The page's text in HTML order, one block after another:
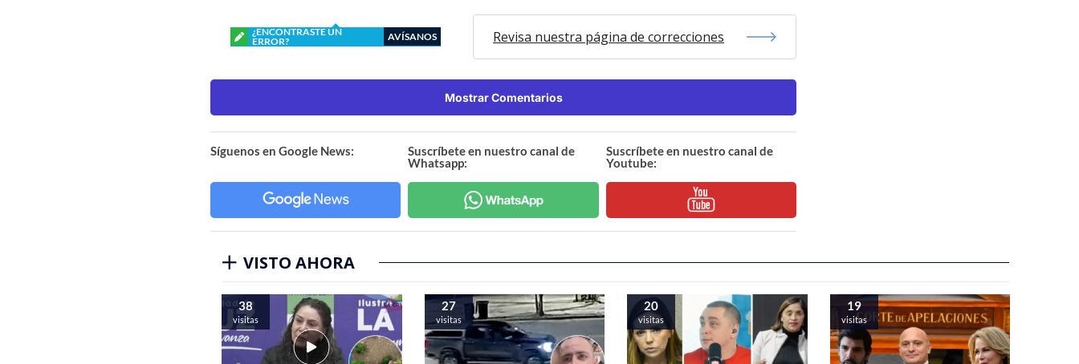
¿ENCONTRASTE UN
ERROR?
AVÍSANOS Revisa nuestra página de correcciones
Mostrar Comentarios
Síguenos en Google News:
Suscríbete en nuestro canal de
Whatsapp:
Suscríbete en nuestro canal de
Youtube:
VISTO AHORA
38
visitas
27
visitas
20
visitas
19
visitas